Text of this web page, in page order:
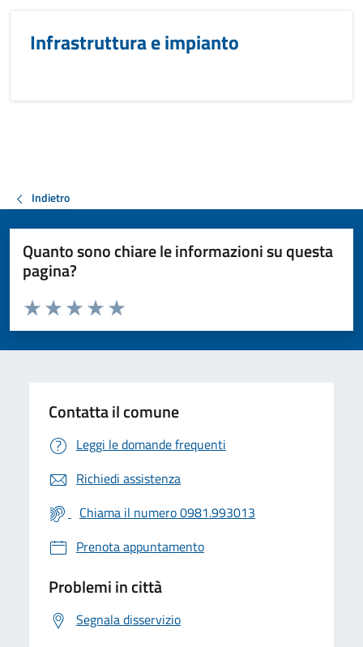
Infrastruttura e impianto
Indietro
Quanto sono chiare le informazioni su questa
pagina?
Valuta da 1 a 5 stelle la pagina
Valuta 5 stelle su 5
Valuta 4 stelle su 5
Valuta 3 stelle su 5
Valuta 2 stelle su 5
Valuta 1 stelle su 5
Contatta il comune
Leggi le domande frequenti
Richiedi assistenza
Chiama il numero 0981.993013
Prenota appuntamento
Problemi in città
Segnala disservizio